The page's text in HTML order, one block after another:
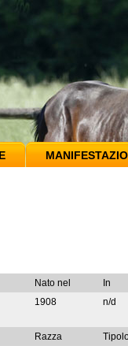
Nato nel
In
1908 n/d
Razza